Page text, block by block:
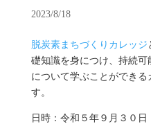
2023/8/18
脱炭素まちづくりカレッジ
礎知識を身につけ、持続可
について学ぶことができ
す。
日時：令和５年９月３０